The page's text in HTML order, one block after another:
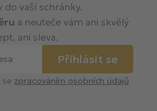
do vaší schránky.
a neuteče vám ani skvělý
ani sleva.
Přihlásit se
zpracováním osobních údajů